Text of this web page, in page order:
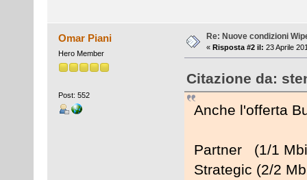
Omar Piani
Hero Member
Post: 552
Re: Nuove condizioni
« Risposta #2 il: 23 Aprile
Citazione da:
Anche l'offerta
Partner (1/1
Strategic (2/2